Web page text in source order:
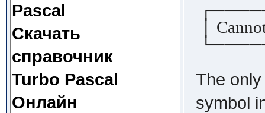
Pascal
Скачать
справочник
Turbo Pascal
Онлайн
│
The
symbol